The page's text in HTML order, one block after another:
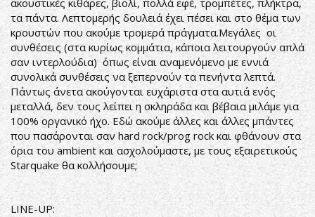
ακουστικές κιθάρες, βιολί, πολλά εφέ, τρομπέτες, πλήκτρα,
τα πάντα. Λεπτομερής δουλειά έχει πέσει και στο θέμα των
κρουστών που ακούμε τρομερά πράγματα.Μεγάλες οι
συνθέσεις (στα κυρίως κομμάτια, κάποια λειτουργούν απλά
σαν ιντερλούδια) όπως είναι αναμενόμενο με εννιά
συνολικά συνθέσεις να ξεπερνούν τα πενήντα λεπτά.
Πάντως άνετα ακούγονται ευχάριστα στα αυτιά ενός
μεταλλά, δεν τους λείπει η σκληράδα και βέβαια μιλάμε για
100% οργανικό ήχο. Εδώ ακούμε άλλες και άλλες μπάντες
που πασάρονται σαν hard rock/prog rock και φθάνουν στα
όρια του ambient και ασχολούμαστε, με τους εξαιρετικούς
Starquake θα κολλήσουμε;
LINE-UP: